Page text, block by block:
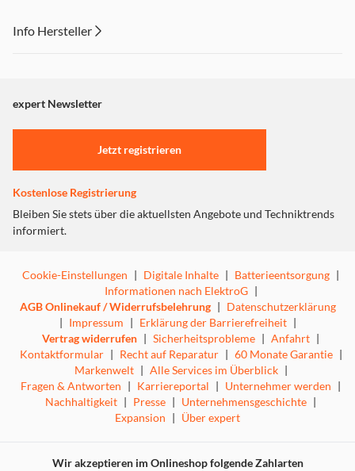
Info Hersteller
"Marketing".
Einstellungen anpassen
expert Newsletter
Jetzt registrieren
Kostenlose Registrierung
Bleiben Sie stets über die aktuellsten Angebote und Techniktrends
informiert.
Cookie-Einstellungen | Digitale Inhalte | Batterieentsorgung |
Informationen nach ElektroG |
AGB Onlinekauf / Widerrufsbelehrung | Datenschutzerklärung
| Impressum | Erklärung der Barrierefreiheit |
Vertrag widerrufen | Sicherheitsprobleme | Anfahrt |
Kontaktformular | Recht auf Reparatur | 60 Monate Garantie |
Markenwelt | Alle Services im Überblick |
Fragen & Antworten | Karriereportal | Unternehmer werden |
Nachhaltigkeit | Presse | Unternehmensgeschichte |
Expansion | Über expert
Wir akzeptieren im Onlineshop folgende Zahlarten